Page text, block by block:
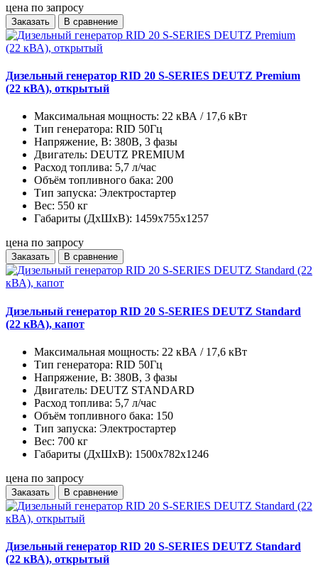
цена по запросу
Заказать В сравнение
Дизельный генератор RID 20 S-SERIES DEUTZ Premium
(22 кВА), открытый
Максимальная мощность: 22 кВА / 17,6 кВт
Тип генератора: RID 50Гц
Напряжение, В: 380В, 3 фазы
Двигатель: DEUTZ PREMIUM
Расход топлива: 5,7 л/час
Объём топливного бака: 200
Тип запуска: Электростартер
Вес: 550 кг
Габариты (ДхШхВ): 1459x755x1257
цена по запросу
Заказать В сравнение
Дизельный генератор RID 20 S-SERIES DEUTZ Standard
(22 кВА), капот
Максимальная мощность: 22 кВА / 17,6 кВт
Тип генератора: RID 50Гц
Напряжение, В: 380В, 3 фазы
Двигатель: DEUTZ STANDARD
Расход топлива: 5,7 л/час
Объём топливного бака: 150
Тип запуска: Электростартер
Вес: 700 кг
Габариты (ДхШхВ): 1500x782x1246
цена по запросу
Заказать В сравнение
Дизельный генератор RID 20 S-SERIES DEUTZ Standard
(22 кВА), открытый